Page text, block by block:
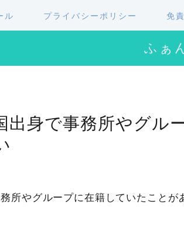
ル プライバシーポリシー 免
ふぁ
出身で事務所やグル
所やグループに在籍していたことが